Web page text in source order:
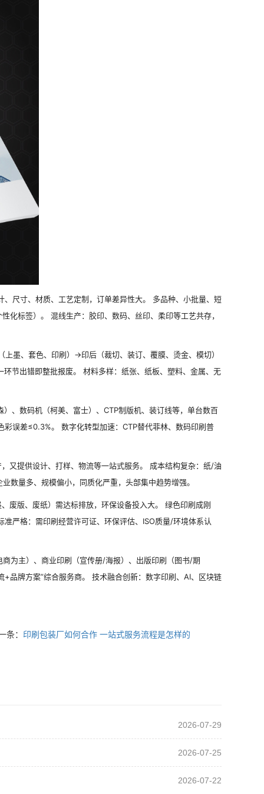
尺寸、材质、工艺定制，订单差异性大。 多品种、小批量、短
化标签）。 混线生产：胶印、数码、丝印、柔印等工艺共存，
墨、套色、印刷）→印后（裁切、装订、覆膜、烫金、模切）
环节出错即整批报废。 材料多样：纸张、纸板、塑料、金属、无
、数码机（柯美、富士）、CTP制版机、装订线等，单台数百
误差≤0.3%。 数字化转型加速：CTP替代菲林、数码印刷普
又提供设计、打样、物流等一站式服务。 成本结构复杂：纸/油
数量多、规模偏小，同质化严重，头部集中趋势增强。
版、废纸）需达标排放，环保设备投入大。 绿色印刷成刚
严格：需印刷经营许可证、环保评估、ISO质量/环境体系认
为主）、商业印刷（宣传册/海报）、出版印刷（图书/期
品牌方案”综合服务商。 技术融合创新：数字印刷、AI、区块链
条： 印刷包装厂如何合作 一站式服务流程是怎样的
2026-07-29
2026-07-25
2026-07-22